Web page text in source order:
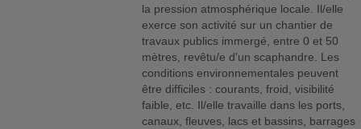
la pression atmosphérique locale. Il/elle
exerce son activité sur un chantier de
travaux publics immergé, entre 0 et 50
mètres, revêtu/e d'un scaphandre. Les
conditions environnementales peuvent
être difficiles : courants, froid, visibilité
faible, etc. Il/elle travaille dans les ports,
canaux, fleuves, lacs et bassins, barrages